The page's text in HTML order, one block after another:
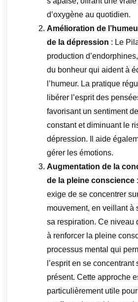
d’oxygène au quotidien.
Amélioration de
de la dépression : Le
production
du bonheur qui aident à
l’humeur. La pratique
libérer l’esprit des
favorisant un sentiment
constant et diminuant le
dépression. Il aide
gérer les émotions.
Augmentation de la
de la pleine conscience
exige de se concentrer
mouvement, en veillant à
sa respiration. Ce niveau
à renforcer la pleine
processus mental qui
l’esprit en se concentrant
présent. Cette approche
particulièrement utile